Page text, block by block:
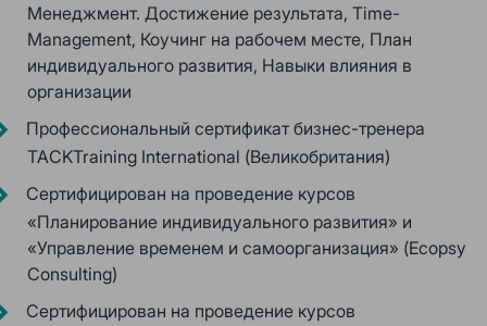
Менеджмент. Достижение результата, Time-
Management, Коучинг на рабочем месте, План
индивидуального развития, Навыки влияния в
организации
Профессиональный сертификат бизнес-тренера
TACKTraining International (Великобритания)
Сертифицирован на проведение курсов
«Планирование индивидуального развития» и
«Управление временем и самоорганизация» (Ecopsy
Consulting)
Сертифицирован на проведение курсов